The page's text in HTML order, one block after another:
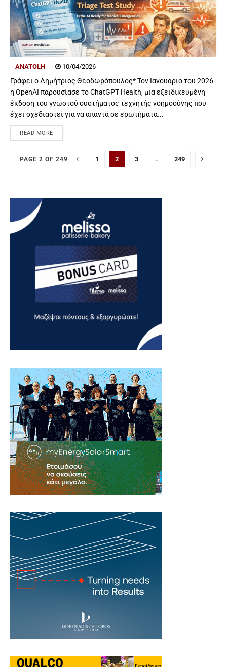
ANATOLH 10/04/2026
Γράφει ο Δημήτριος Θεοδωρόπουλος* Τον Ιανουάριο του 2026
η OpenAI παρουσίασε το ChatGPT Health, μια εξειδικευμένη
έκδοση του γνωστού συστήματος τεχνητής νοημοσύνης που
έχει σχεδιαστεί για να απαντά σε ερωτήματα...
READ MORE
PAGE 2 OF 249 1 2 3 … 249